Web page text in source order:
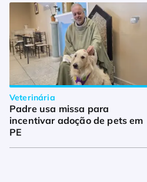
Veterinária
Padre usa missa para
incentivar adoção de pets em
PE